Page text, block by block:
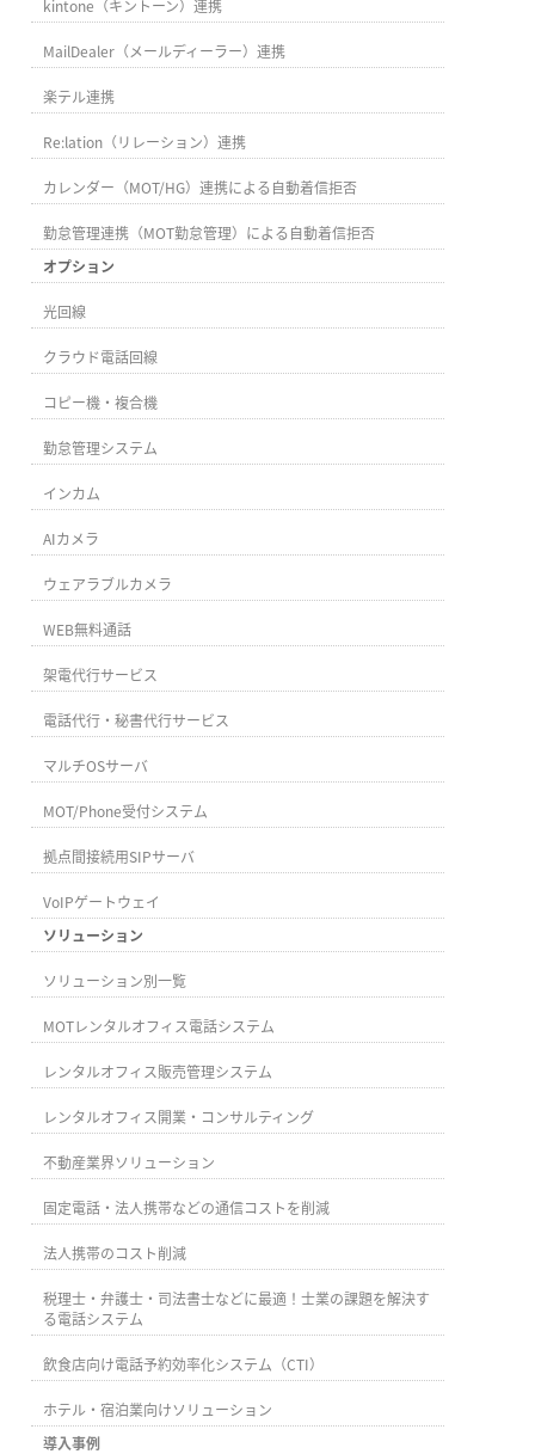
kintone（キントーン）連携
MailDealer（メールディーラー）連携
楽テル連携
Re:lation（リレーション）連携
カレンダー（MOT/HG）連携による自動着信拒否
勤怠管理連携（MOT勤怠管理）による自動着信拒否
オプション
光回線
クラウド電話回線
コピー機・複合機
勤怠管理システム
インカム
AIカメラ
ウェアラブルカメラ
WEB無料通話
架電代行サービス
電話代行・秘書代行サービス
マルチOSサーバ
MOT/Phone受付システム
拠点間接続用SIPサーバ
VoIPゲートウェイ
ソリューション
ソリューション別一覧
MOTレンタルオフィス電話システム
レンタルオフィス販売管理システム
レンタルオフィス開業・コンサルティング
不動産業界ソリューション
固定電話・法人携帯などの通信コストを削減
法人携帯のコスト削減
税理士・弁護士・司法書士などに最適！士業の課題を解決す
る電話システム
飲食店向け電話予約効率化システム（CTI）
ホテル・宿泊業向けソリューション
導入事例